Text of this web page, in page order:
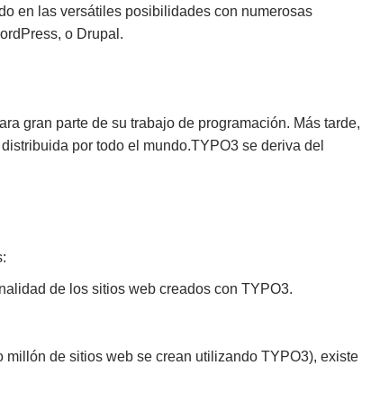
en las versátiles posibilidades con numerosas
o Drupal.
gran parte de su trabajo de programación. Más tarde,
por todo el mundo.TYPO3 se deriva del
de los sitios web creados con TYPO3.
de sitios web se crean utilizando TYPO3), existe